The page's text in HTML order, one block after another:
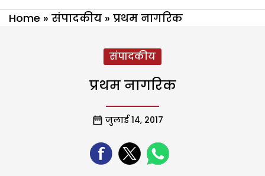
Home » संपादकीय » प्रथम नागरिक
संपादकीय
प्रथम नागरिक
जुलाई 14, 2017